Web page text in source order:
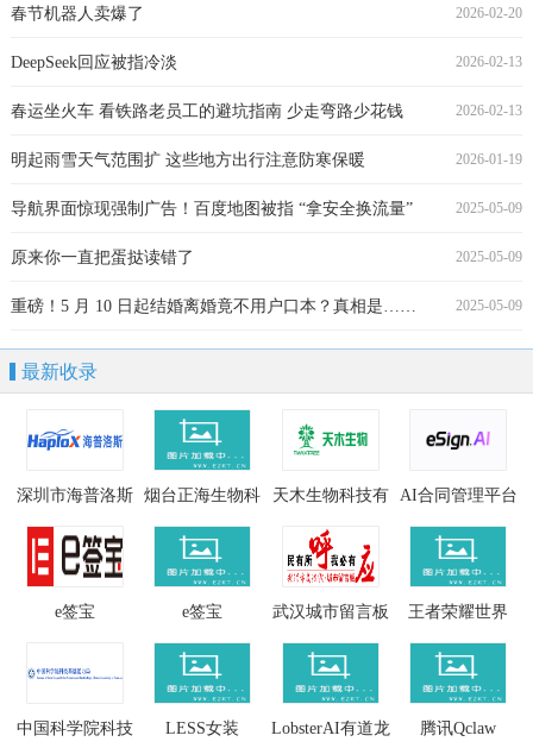
2026-02-20
春节机器人卖爆了
2026-02-13
DeepSeek回应被指冷淡
2026-02-13
春运坐火车 看铁路老员工的避坑指南 少走弯路少花钱
2026-01-19
明起雨雪天气范围扩 这些地方出行注意防寒保暖
2025-05-09
导航界面惊现强制广告！百度地图被指 “拿安全换流量”
2025-05-09
原来你一直把蛋挞读错了
2025-05-09
重磅！5 月 10 日起结婚离婚竟不用户口本？真相是……
最新收录
深圳市海普洛斯
生物科技有限公
烟台正海生物科
技股份有限公司
天木生物科技有
限公司
AI合同管理平台
e签宝 e签宝 武汉城市留言板 王者荣耀世界
中国科学院科技 LESS女装 LobsterAI有道龙 腾讯Qclaw